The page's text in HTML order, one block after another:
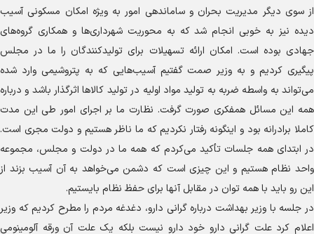
از سوی دیگر مدیریت بحران و ساماندهی امور به ویژه امکان مسکونی آسیب
دیده نیز به خوبی انجام شد که به محوریت شهرداری‌ها و همکاری گروه‌های
جهادی بوده است. امکان ارائه تسهیلات برای تولیدکنندگان را ما در مجلس
پیگیری کردیم و به وزیر صمت گفتیم آسیب‌هایی که به پتروشیمی وارد شده
می‌تواند به واسطه ضربه به تولید مواد اولیه در تولید کالا‌ها اثرگذار باشد و درباره
همه این مسائل همفکری صورت گرفت. نظارت ما بر اجرای امور طی این مدت
کاملا برادرانه بود و اینگونه رفتار نکردیم که ما ناظر هستیم و دولت مجری است.
در ابتدای همه جلسات تأکید می‌کردم که همه ما در دولت و مجلس، مجموعه
واحد نظام هستیم و این چیزی است که دشمن می‌خواهد به آن آسیب بزند از
این رو باید با همه توان در مقابل آنها برای حفظ نظام بایستیم.
در جلسه با وزیر بهداشت درباره گرانی دارو، دغدغه مردم را مطرح کردیم که وزیر
اعلام کرد علت گرانی دارو خود دارو نیست بلکه یک علت آن ورقه آلومینومی